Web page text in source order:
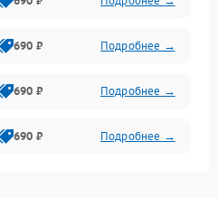
690 ₽ Подробнее →
690 ₽ Подробнее →
690 ₽ Подробнее →